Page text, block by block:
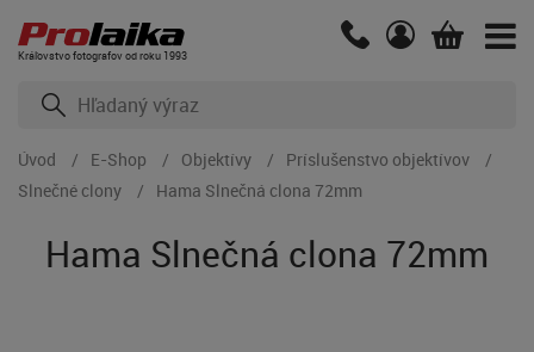
Kráľovstvo fotografov od roku 1993
Úvod E-Shop Objektívy
Príslušenstvo objektívov
Slnečné clony
Hama Slnečná clona 72mm
Hama Slnečná clona 72mm